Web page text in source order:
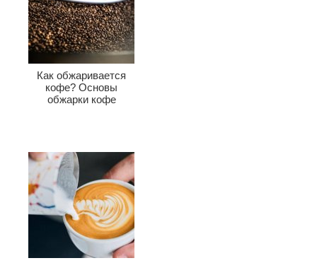
Как обжаривается
кофе? Основы
обжарки кофе